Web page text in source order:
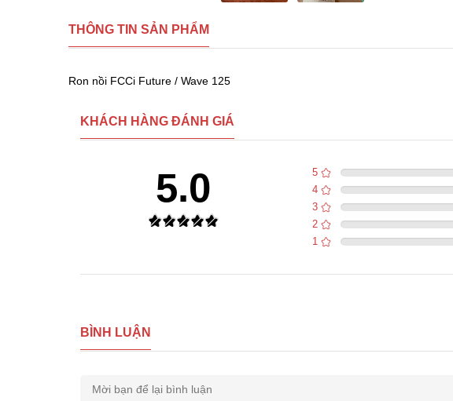
THÔNG TIN SẢN PHẨM
Ron nồi FCCi Future / Wave 125
KHÁCH HÀNG ĐÁNH GIÁ
5.0 5
4
3
2
1
BÌNH LUẬN